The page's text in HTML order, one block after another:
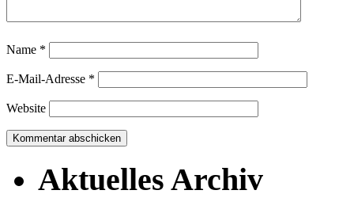
Name *
E-Mail-Adresse *
Website
Aktuelles Archiv